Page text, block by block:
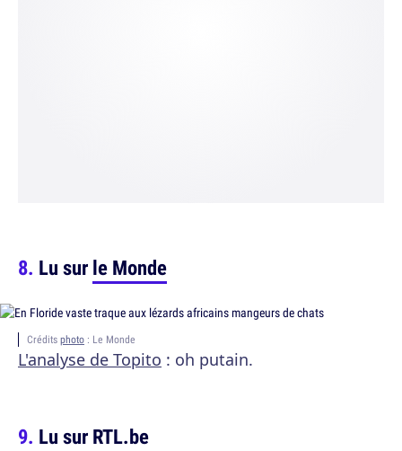
Lu surle Monde
Crédits photo : Le Monde
L'analyse de Topito : oh putain.
Lu sur RTL.be